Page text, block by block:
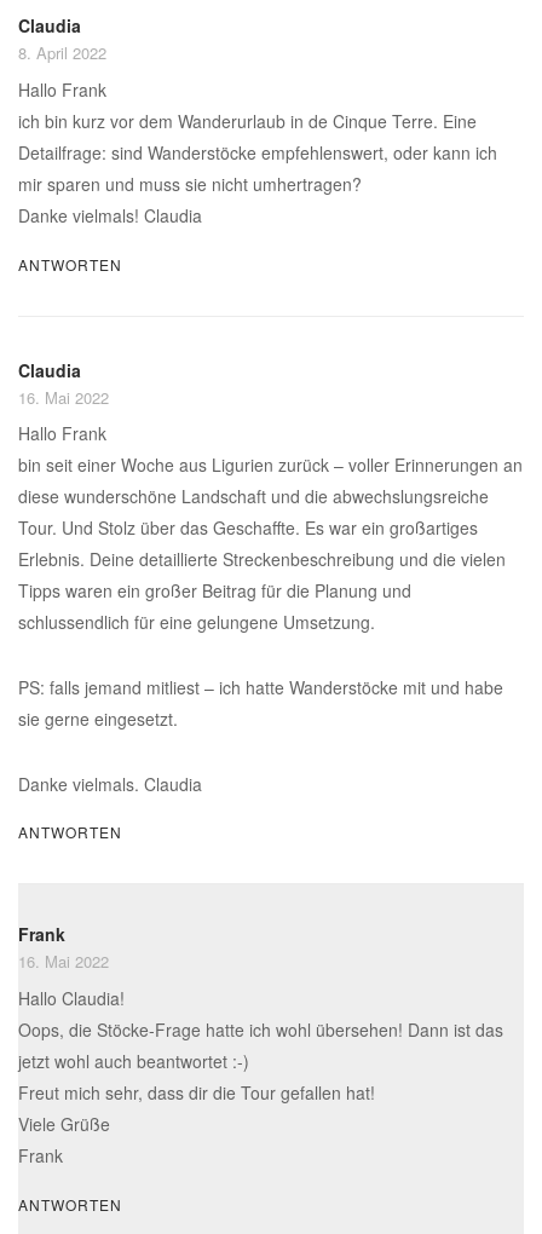
Claudia
8. April 2022
Hallo Frank
ich bin kurz vor dem Wanderurlaub in de Cinque Terre. Eine
Detailfrage: sind Wanderstöcke empfehlenswert, oder kann ich
mir sparen und muss sie nicht umhertragen?
Danke vielmals! Claudia
ANTWORTEN
Claudia
16. Mai 2022
Hallo Frank
bin seit einer Woche aus Ligurien zurück – voller Erinnerungen an
diese wunderschöne Landschaft und die abwechslungsreiche
Tour. Und Stolz über das Geschaffte. Es war ein großartiges
Erlebnis. Deine detaillierte Streckenbeschreibung und die vielen
Tipps waren ein großer Beitrag für die Planung und
schlussendlich für eine gelungene Umsetzung.
PS: falls jemand mitliest – ich hatte Wanderstöcke mit und habe
sie gerne eingesetzt.
Danke vielmals. Claudia
ANTWORTEN
Frank
16. Mai 2022
Hallo Claudia!
Oops, die Stöcke-Frage hatte ich wohl übersehen! Dann ist das
jetzt wohl auch beantwortet :-)
Freut mich sehr, dass dir die Tour gefallen hat!
Viele Grüße
Frank
ANTWORTEN